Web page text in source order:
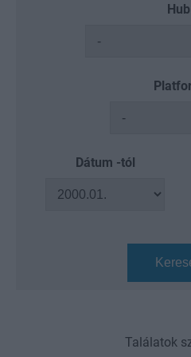
Hub
Dátum -tól
Találatok